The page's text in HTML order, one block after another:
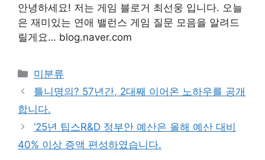
안녕하세요! 저는 게임 블로거 최선웅 입니다. 오늘
은 재미있는 연애 밸런스 게임 질문 모음을 알려드
릴게요… blog.naver.com
Categories
미분류
틀니명의? 57년간, 2대째 이어온 노하우를 공개
합니다.
’25년 팁스R&D 정부안 예산은 올해 예산 대비
40% 이상 증액 편성하였습니다.